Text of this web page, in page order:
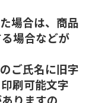
場合は、商品
場合などが
ご氏名に旧字
刷可能文字